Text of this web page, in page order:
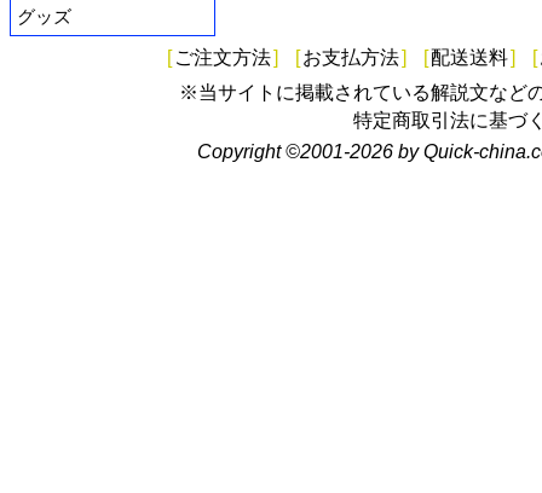
グッズ
[ ご注文方法] [お支払方法] [配送送料] [
※当サイトに掲載されている解説文など
特定商取引法に基づ
Copyright ©2001-2026 by Quick-